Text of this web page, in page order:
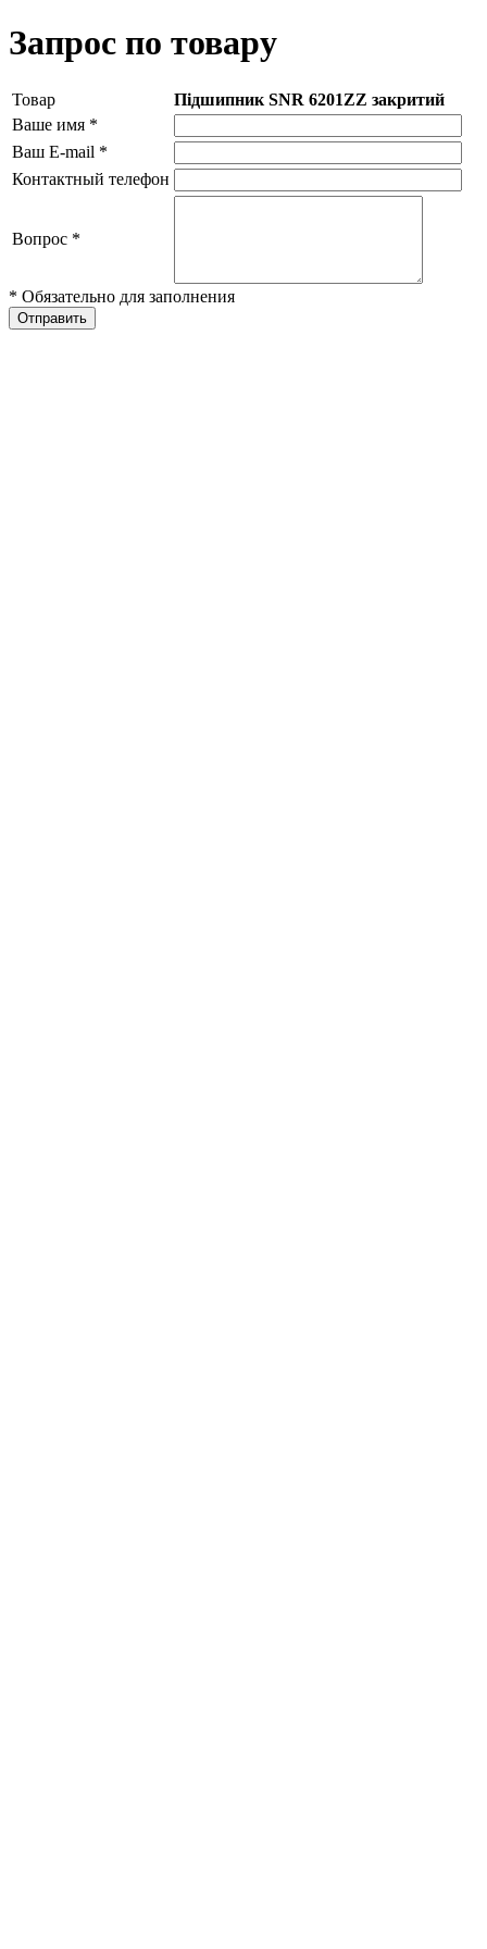
Запрос по товару
Товар
Підшипник SNR 6201ZZ закритий
Ваше имя *
Ваш E-mail *
Контактный телефон
Вопрос *
* Обязательно для заполнения
Отправить